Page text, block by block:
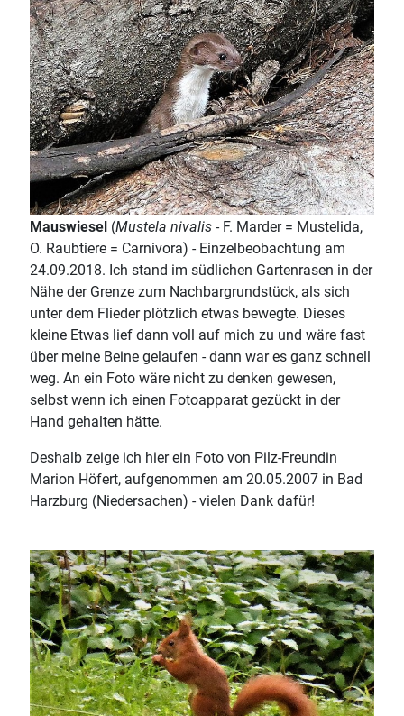
Mauswiesel (Mustela nivalis - F. Marder = Mustelida,
O. Raubtiere = Carnivora) - Einzelbeobachtung am
24.09.2018. Ich stand im südlichen Gartenrasen in der
Nähe der Grenze zum Nachbargrundstück, als sich
unter dem Flieder plötzlich etwas bewegte. Dieses
kleine Etwas lief dann voll auf mich zu und wäre fast
über meine Beine gelaufen - dann war es ganz schnell
weg. An ein Foto wäre nicht zu denken gewesen,
selbst wenn ich einen Fotoapparat gezückt in der
Hand gehalten hätte.
Deshalb zeige ich hier ein Foto von Pilz-Freundin
Marion Höfert, aufgenommen am 20.05.2007 in Bad
Harzburg (Niedersachen) - vielen Dank dafür!